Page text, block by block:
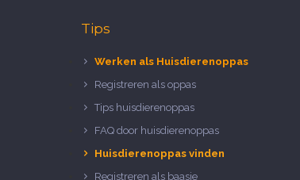
Tips
Werken als Huisdierenoppas
Registreren als oppas
Tips huisdierenoppas
FAQ door huisdierenoppas
Huisdierenoppas vinden
Registreren als baasje